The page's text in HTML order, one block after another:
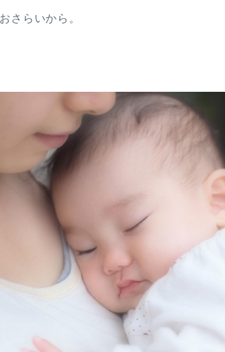
さらいから。